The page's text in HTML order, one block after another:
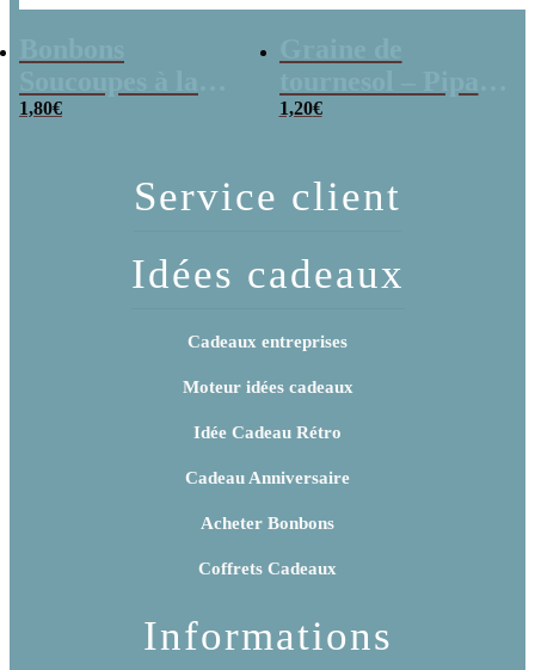
poudre (x20)
1,80€
x 3
1,20€
Service client
Idées cadeaux
Cadeaux entreprises
Moteur idées cadeaux
Idée Cadeau Rétro
Cadeau Anniversaire
Acheter Bonbons
Coffrets Cadeaux
Informations